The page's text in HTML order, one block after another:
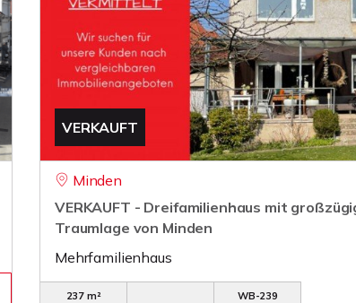
VERKAUFT
Minden
VERKAUFT - Dreifamilienhaus mit
Traumlage von Minden
Mehrfamilienhaus
237 m²
WB-239